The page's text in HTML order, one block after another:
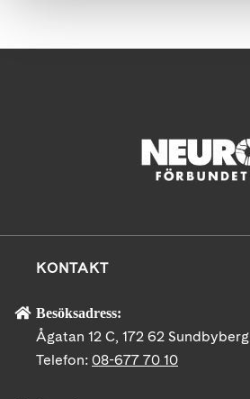
KONTAKT
Besöksadress:
Ågatan 12 C, 172 62 Sundbyberg
Telefon: 08-677 70 10